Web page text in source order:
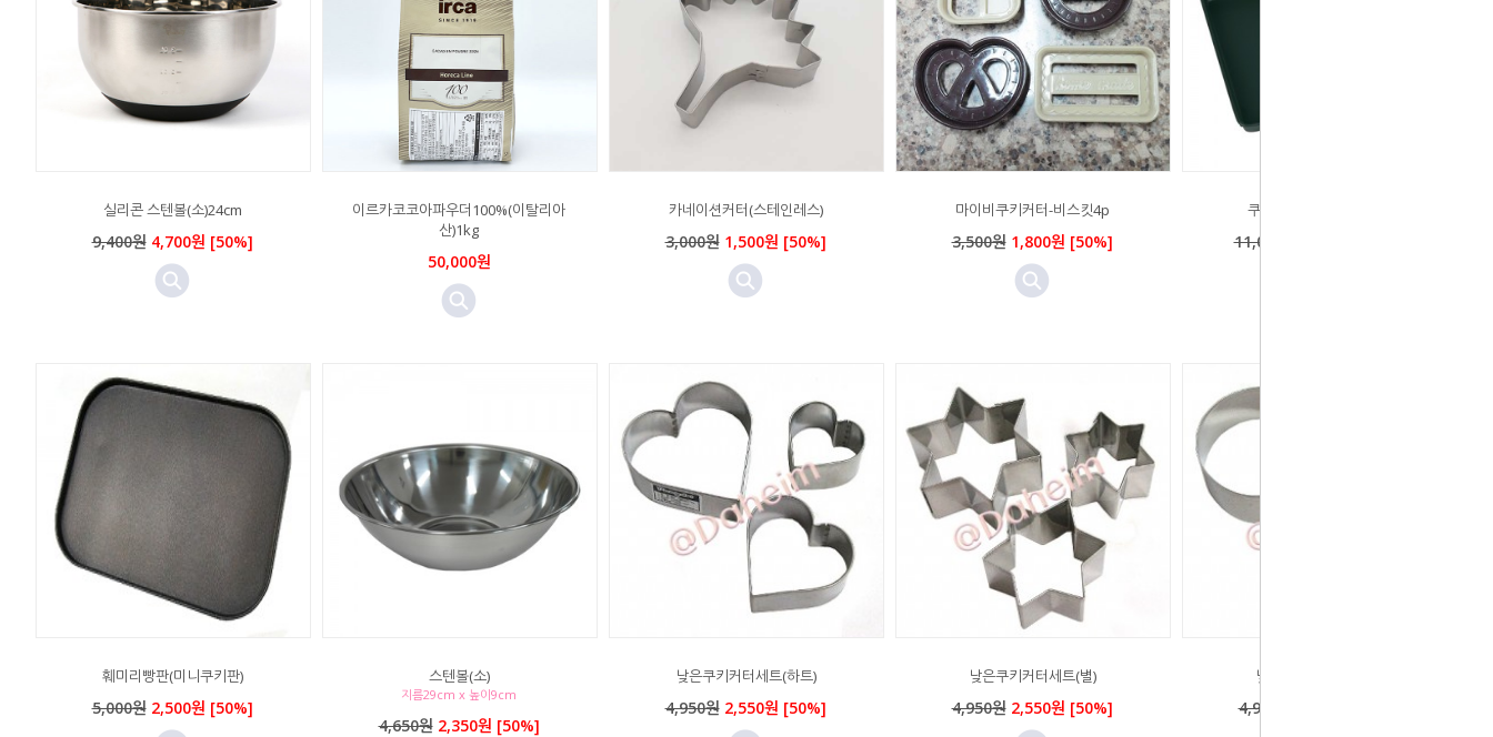
실리콘 스텐볼(소)24cm
9,400원4,700원 [50%]
이르카코코아파우더100%(이탈리아
산)1kg
50,000원
카네이션커터(스테인레스)
3,000원1,500원 [50%]
마이비쿠키커터-비스킷4p
3,500원1,800원 [50%]
쿠키판365x335x50mm
11,000원
훼미리빵판(미니쿠키판)
5,000원2,500원 [50%]
스텐볼(소)
지름29cm x 높이9cm
4,650원2,350원 [50%]
낮은쿠키커터세트(하트)
4,950원2,550원 [50%]
낮은쿠키커터세트(별)
4,950원2,550원 [50%]
낮은쿠키커터세트(링)
4,950원